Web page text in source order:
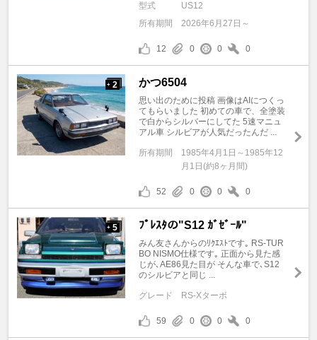
型式
US12
所有期間
2026年6月27日～
12 0 0 0
+ 2 かつ6504
思い出のために投稿 画像はAIにつくっ
てもらいました 初めての車で、全塗装
で白からシルバーにしてた 5速マニュ
アル車 シルビアが人気だったんだ ...
所有期間
1985年4月1日～1985年12
月1日(約8ヶ月間)
52 0 0 0
+ 5 ﾌﾟﾚｽﾀの"S12 ｶﾞｾﾞｰﾙ"
みん友さんからのﾘｸｴｽﾄです｡ RS-TUR
BO NISMO仕様です｡ 正面から見た感
じが､AE86見た目が そんな車で､S12
のシルビアと同じ ...
グレード RS-Xターボ
59 0 0 0